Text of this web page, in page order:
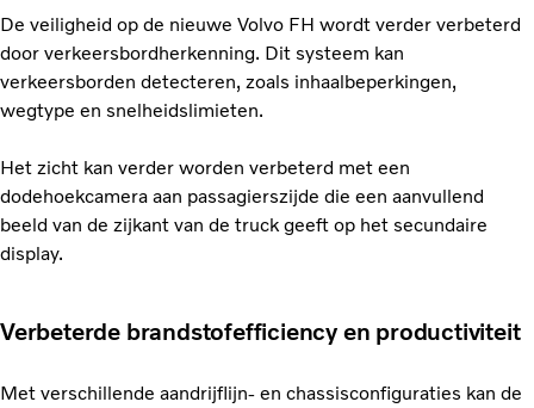
De veiligheid op de nieuwe Volvo FH wordt verder verbeterd
door verkeersbordherkenning. Dit systeem kan
verkeersborden detecteren, zoals inhaalbeperkingen,
wegtype en snelheidslimieten.
Het zicht kan verder worden verbeterd met een
dodehoekcamera aan passagierszijde die een aanvullend
beeld van de zijkant van de truck geeft op het secundaire
display.
Verbeterde brandstofefficiency en productiviteit
Met verschillende aandrijflijn- en chassisconfiguraties kan de